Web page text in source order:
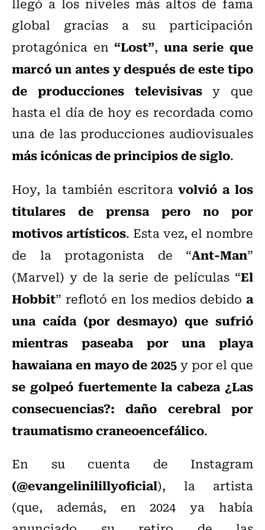
global gracias a su participación
protagónica en“Lost”, una serie que
marcó un antes y después de este tipo
de producciones televisivasy que
hasta el día de hoy es recordada como
una de las producciones audiovisuales
más icónicas de principios de siglo.
Hoy, la también escritoravolvió a los
titulares de prensa pero no por
motivos artísticos. Esta vez, el nombre
de la protagonista de “Ant-Man”
(Marvel) y de la serie de películas “El
Hobbit” reflotó en los medios debido a
una caída (por desmayo) que sufrió
mientras paseaba por una playa
hawaiana en mayo de 2025y por el que
se golpeó fuertemente la cabeza ¿Las
consecuencias?: daño cerebral por
traumatismocraneoencefálico.
En su cuenta de Instagram
(@evangelinilillyoficial), la artista
(que, además, en 2024 ya había